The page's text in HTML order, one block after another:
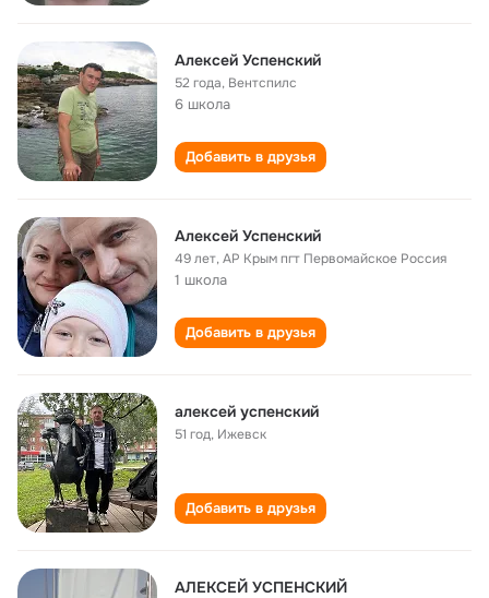
Алексей Успенский
52 года, Вентспилс
6 школа
Добавить в друзья
Алексей Успенский
49 лет,АР Крым пгт Первомайское Россия
1 школа
Добавить в друзья
алексей успенский
51 год, Ижевск
Добавить в друзья
АЛЕКСЕЙ УСПЕНСКИЙ